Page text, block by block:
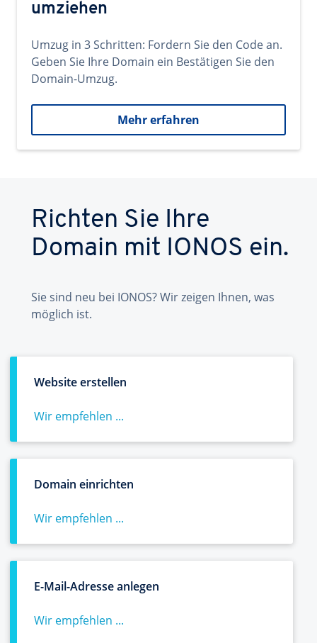
umziehen
Umzug in 3 Schritten: Fordern Sie den Code an.
Geben Sie Ihre Domain ein Bestätigen Sie den
Domain-Umzug.
Mehr erfahren
Richten Sie Ihre
Domain mit IONOS ein.
Sie sind neu bei IONOS? Wir zeigen Ihnen, was
möglich ist.
Website erstellen
Wir empfehlen ...
Domain einrichten
Wir empfehlen ...
E-Mail-Adresse anlegen
Wir empfehlen ...